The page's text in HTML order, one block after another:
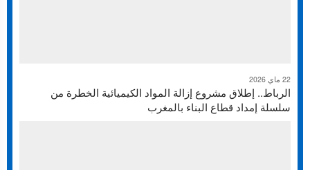
22 ماي 2026
الرباط.. إطلاق مشروع إزالة المواد الكيميائية الخطرة من
سلسلة إمداد قطاع البناء بالمغرب